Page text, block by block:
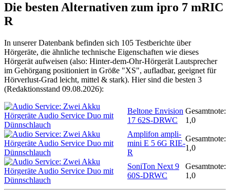
Die besten Alternativen zum ipro 7 mRIC
R
In unserer Datenbank befinden sich 105 Testberichte über
Hörgeräte, die ähnliche technische Eigenschaften wie dieses
Hörgerät aufweisen (also: Hinter-dem-Ohr-Hörgerät Lautsprecher
im Gehörgang positioniert in Größe "XS", aufladbar, geeignet für
Hörverlust-Grad leicht, mittel & stark). Hier sind die besten 3
(Redaktionsstand 09.08.2026):
Beltone Envision
17 62S-DRWC
Gesamtnote:
1,0
Amplifon ampli-
mini E 5 6G RIE-
R
Gesamtnote:
1,0
SoniTon Next 9
60S-DRWC
Gesamtnote:
1,0